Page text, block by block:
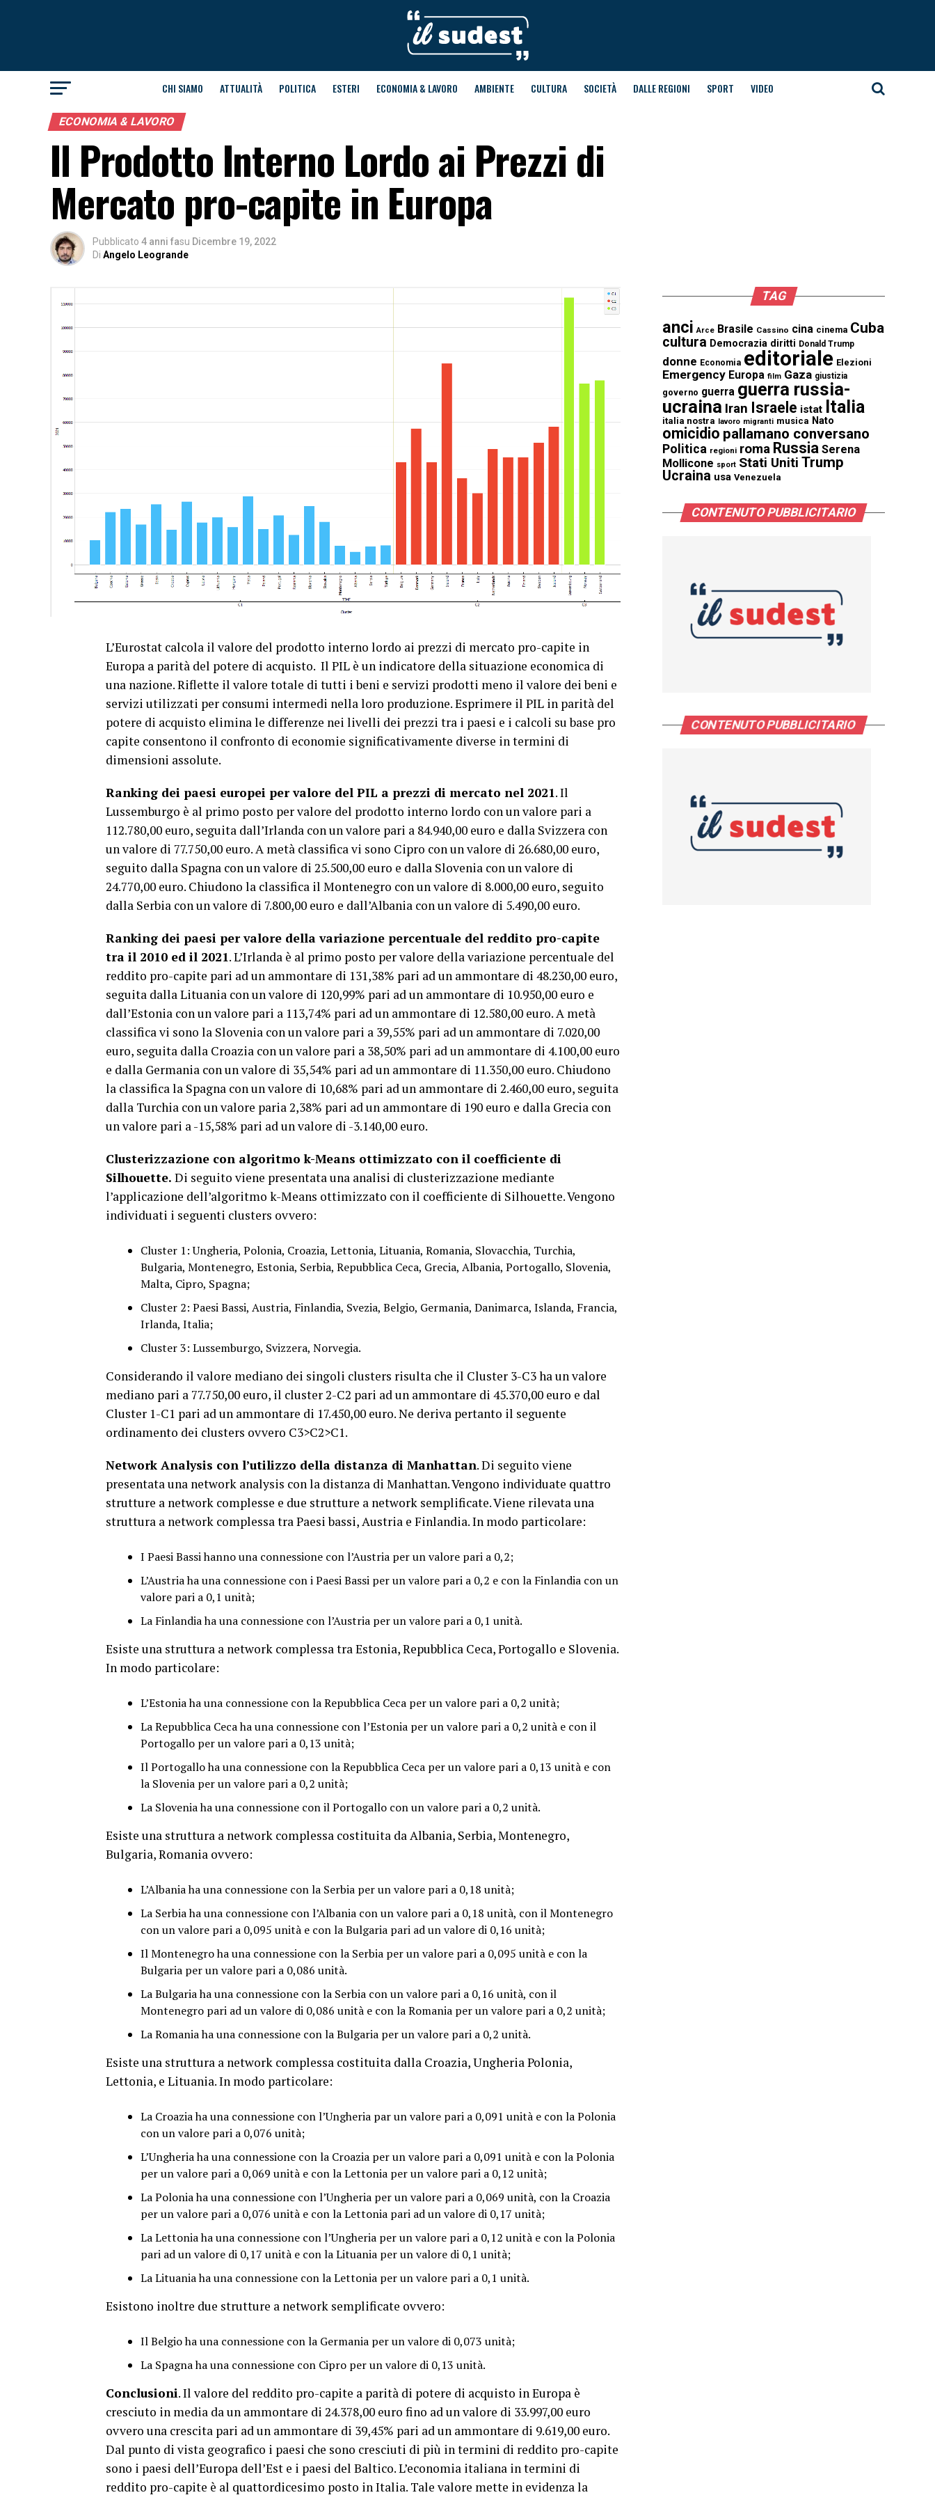
CHI SIAMO ATTUALITÀ POLITICA ESTERI ECONOMIA & LAVORO AMBIENTE CULTURA SOCIETÀ DALLE REGIONI SPORT VIDEO
ECONOMIA & LAVORO
Il Prodotto Interno Lordo ai Prezzi di
Mercato pro-capite in Europa
Pubblicato 4 anni fasu Dicembre 19, 2022
Di Angelo Leogrande
L’Eurostat calcola il valore del prodotto interno lordo ai prezzi di mercato pro-capite in
Europa a parità del potere di acquisto. Il PIL è un indicatore della situazione economica di
una nazione. Riflette il valore totale di tutti i beni e servizi prodotti meno il valore dei beni e
servizi utilizzati per consumi intermedi nella loro produzione. Esprimere il PIL in parità del
potere di acquisto elimina le differenze nei livelli dei prezzi tra i paesi e i calcoli su base pro
capite consentono il confronto di economie significativamente diverse in termini di
dimensioni assolute.
Ranking dei paesi europei per valore del PIL a prezzi di mercato nel 2021. Il
Lussemburgo è al primo posto per valore del prodotto interno lordo con un valore pari a
112.780,00 euro, seguita dall’Irlanda con un valore pari a 84.940,00 euro e dalla Svizzera con
un valore di 77.750,00 euro. A metà classifica vi sono Cipro con un valore di 26.680,00 euro,
seguito dalla Spagna con un valore di 25.500,00 euro e dalla Slovenia con un valore di
24.770,00 euro. Chiudono la classifica il Montenegro con un valore di 8.000,00 euro, seguito
dalla Serbia con un valore di 7.800,00 euro e dall’Albania con un valore di 5.490,00 euro.
Ranking dei paesi per valore della variazione percentuale del reddito pro-capite
tra il 2010 ed il 2021. L’Irlanda è al primo posto per valore della variazione percentuale del
reddito pro-capite pari ad un ammontare di 131,38% pari ad un ammontare di 48.230,00 euro,
seguita dalla Lituania con un valore di 120,99% pari ad un ammontare di 10.950,00 euro e
dall’Estonia con un valore pari a 113,74% pari ad un ammontare di 12.580,00 euro. A metà
classifica vi sono la Slovenia con un valore pari a 39,55% pari ad un ammontare di 7.020,00
euro, seguita dalla Croazia con un valore pari a 38,50% pari ad un ammontare di 4.100,00 euro
e dalla Germania con un valore di 35,54% pari ad un ammontare di 11.350,00 euro. Chiudono
la classifica la Spagna con un valore di 10,68% pari ad un ammontare di 2.460,00 euro, seguita
dalla Turchia con un valore paria 2,38% pari ad un ammontare di 190 euro e dalla Grecia con
un valore pari a -15,58% pari ad un valore di -3.140,00 euro.
Clusterizzazione con algoritmo k-Means ottimizzato con il coefficiente di
Silhouette. Di seguito viene presentata una analisi di clusterizzazione mediante
l’applicazione dell’algoritmo k-Means ottimizzato con il coefficiente di Silhouette. Vengono
individuati i seguenti clusters ovvero:
Cluster 1: Ungheria, Polonia, Croazia, Lettonia, Lituania, Romania, Slovacchia, Turchia,
Bulgaria, Montenegro, Estonia, Serbia, Repubblica Ceca, Grecia, Albania, Portogallo, Slovenia,
Malta, Cipro, Spagna;
Cluster 2: Paesi Bassi, Austria, Finlandia, Svezia, Belgio, Germania, Danimarca, Islanda, Francia,
Irlanda, Italia;
Cluster 3: Lussemburgo, Svizzera, Norvegia.
Considerando il valore mediano dei singoli clusters risulta che il Cluster 3-C3 ha un valore
mediano pari a 77.750,00 euro, il cluster 2-C2 pari ad un ammontare di 45.370,00 euro e dal
Cluster 1-C1 pari ad un ammontare di 17.450,00 euro. Ne deriva pertanto il seguente
ordinamento dei clusters ovvero C3>C2>C1.
Network Analysis con l’utilizzo della distanza di Manhattan. Di seguito viene
presentata una network analysis con la distanza di Manhattan. Vengono individuate quattro
strutture a network complesse e due strutture a network semplificate. Viene rilevata una
struttura a network complessa tra Paesi bassi, Austria e Finlandia. In modo particolare:
I Paesi Bassi hanno una connessione con l’Austria per un valore pari a 0,2;
L’Austria ha una connessione con i Paesi Bassi per un valore pari a 0,2 e con la Finlandia con un
valore pari a 0,1 unità;
La Finlandia ha una connessione con l’Austria per un valore pari a 0,1 unità.
Esiste una struttura a network complessa tra Estonia, Repubblica Ceca, Portogallo e Slovenia.
In modo particolare:
L’Estonia ha una connessione con la Repubblica Ceca per un valore pari a 0,2 unità;
La Repubblica Ceca ha una connessione con l’Estonia per un valore pari a 0,2 unità e con il
Portogallo per un valore pari a 0,13 unità;
Il Portogallo ha una connessione con la Repubblica Ceca per un valore pari a 0,13 unità e con
la Slovenia per un valore pari a 0,2 unità;
La Slovenia ha una connessione con il Portogallo con un valore pari a 0,2 unità.
Esiste una struttura a network complessa costituita da Albania, Serbia, Montenegro,
Bulgaria, Romania ovvero:
L’Albania ha una connessione con la Serbia per un valore pari a 0,18 unità;
La Serbia ha una connessione con l’Albania con un valore pari a 0,18 unità, con il Montenegro
con un valore pari a 0,095 unità e con la Bulgaria pari ad un valore di 0,16 unità;
Il Montenegro ha una connessione con la Serbia per un valore pari a 0,095 unità e con la
Bulgaria per un valore pari a 0,086 unità.
La Bulgaria ha una connessione con la Serbia con un valore pari a 0,16 unità, con il
Montenegro pari ad un valore di 0,086 unità e con la Romania per un valore pari a 0,2 unità;
La Romania ha una connessione con la Bulgaria per un valore pari a 0,2 unità.
Esiste una struttura a network complessa costituita dalla Croazia, Ungheria Polonia,
Lettonia, e Lituania. In modo particolare:
La Croazia ha una connessione con l’Ungheria par un valore pari a 0,091 unità e con la Polonia
con un valore pari a 0,076 unità;
L’Ungheria ha una connessione con la Croazia per un valore pari a 0,091 unità e con la Polonia
per un valore pari a 0,069 unità e con la Lettonia per un valore pari a 0,12 unità;
La Polonia ha una connessione con l’Ungheria per un valore pari a 0,069 unità, con la Croazia
per un valore pari a 0,076 unità e con la Lettonia pari ad un valore di 0,17 unità;
La Lettonia ha una connessione con l’Ungheria per un valore pari a 0,12 unità e con la Polonia
pari ad un valore di 0,17 unità e con la Lituania per un valore di 0,1 unità;
La Lituania ha una connessione con la Lettonia per un valore pari a 0,1 unità.
Esistono inoltre due strutture a network semplificate ovvero:
Il Belgio ha una connessione con la Germania per un valore di 0,073 unità;
La Spagna ha una connessione con Cipro per un valore di 0,13 unità.
Conclusioni. Il valore del reddito pro-capite a parità di potere di acquisto in Europa è
cresciuto in media da un ammontare di 24.378,00 euro fino ad un valore di 33.997,00 euro
ovvero una crescita pari ad un ammontare di 39,45% pari ad un ammontare di 9.619,00 euro.
Dal punto di vista geografico i paesi che sono cresciuti di più in termini di reddito pro-capite
sono i paesi dell’Europa dell’Est e i paesi del Baltico. L’economia italiana in termini di
reddito pro-capite è al quattordicesimo posto in Italia. Tale valore mette in evidenza la
TAG
anci Arce Brasile Cassino cina cinema Cuba
cultura Democrazia diritti Donald Trump
donne Economia editoriale Elezioni
Emergency Europa film Gaza giustizia
governo guerra guerra russia-
ucraina Iran Israele istat Italia
italia nostra lavoro migranti musica Nato
omicidio pallamano conversano
Politica regioni roma Russia Serena
Mollicone sport Stati Uniti Trump
Ucraina usa Venezuela
CONTENUTO PUBBLICITARIO
CONTENUTO PUBBLICITARIO